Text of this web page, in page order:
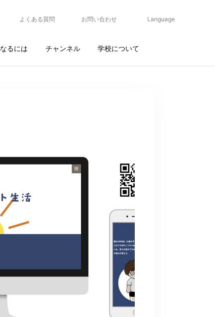
よくある質問 お問い合わせ Language
なるには チャンネル 学校について